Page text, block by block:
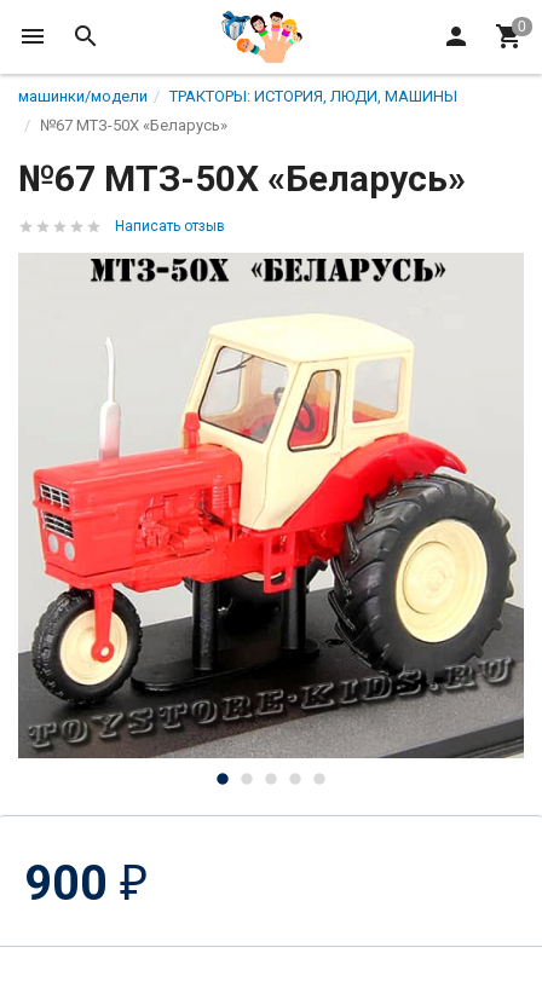
машинки/модели
ТРАКТОРЫ: ИСТОРИЯ, ЛЮДИ, МАШИНЫ
№67 МТЗ-50Х «Беларусь»
№67 МТЗ-50Х «Беларусь»
Написать отзыв
900 ₽